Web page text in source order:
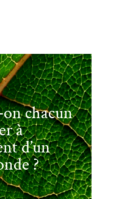
chacun
à
d’un
?